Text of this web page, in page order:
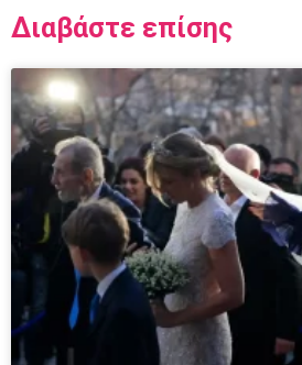
Διαβάστε επίσης